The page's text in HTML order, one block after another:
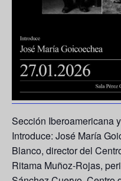
Sección Iberoamericana
Introduce: José María
Blanco, director del
Ritama Muñoz-Rojas,